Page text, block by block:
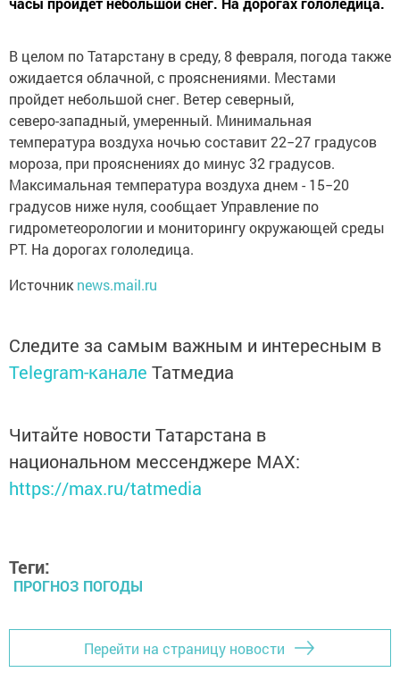
В целом по Татарстану в среду, 8 февраля, погода также
ожидается облачной, с прояснениями. Местами
пройдет небольшой снег. Ветер северный,
северо-западный,умеренный. Минимальная
температура воздуха ночью составит 22−27 градусов
мороза, при прояснениях до минус 32 градусов.
Максимальная температура воздуха днем - 15−20
градусов ниже нуля, сообщает Управление по
гидрометеорологии и мониторингу окружающей среды
РТ. На дорогах гололедица.
Источникnews.mail.ru
Следите за самым важным и интересным в
Telegram-канале Татмедиа
Читайте новости Татарстана в
национальном мессенджере MАХ:
https://max.ru/tatmedia
Теги:
ПРОГНОЗ ПОГОДЫ
Перейти на страницу новости